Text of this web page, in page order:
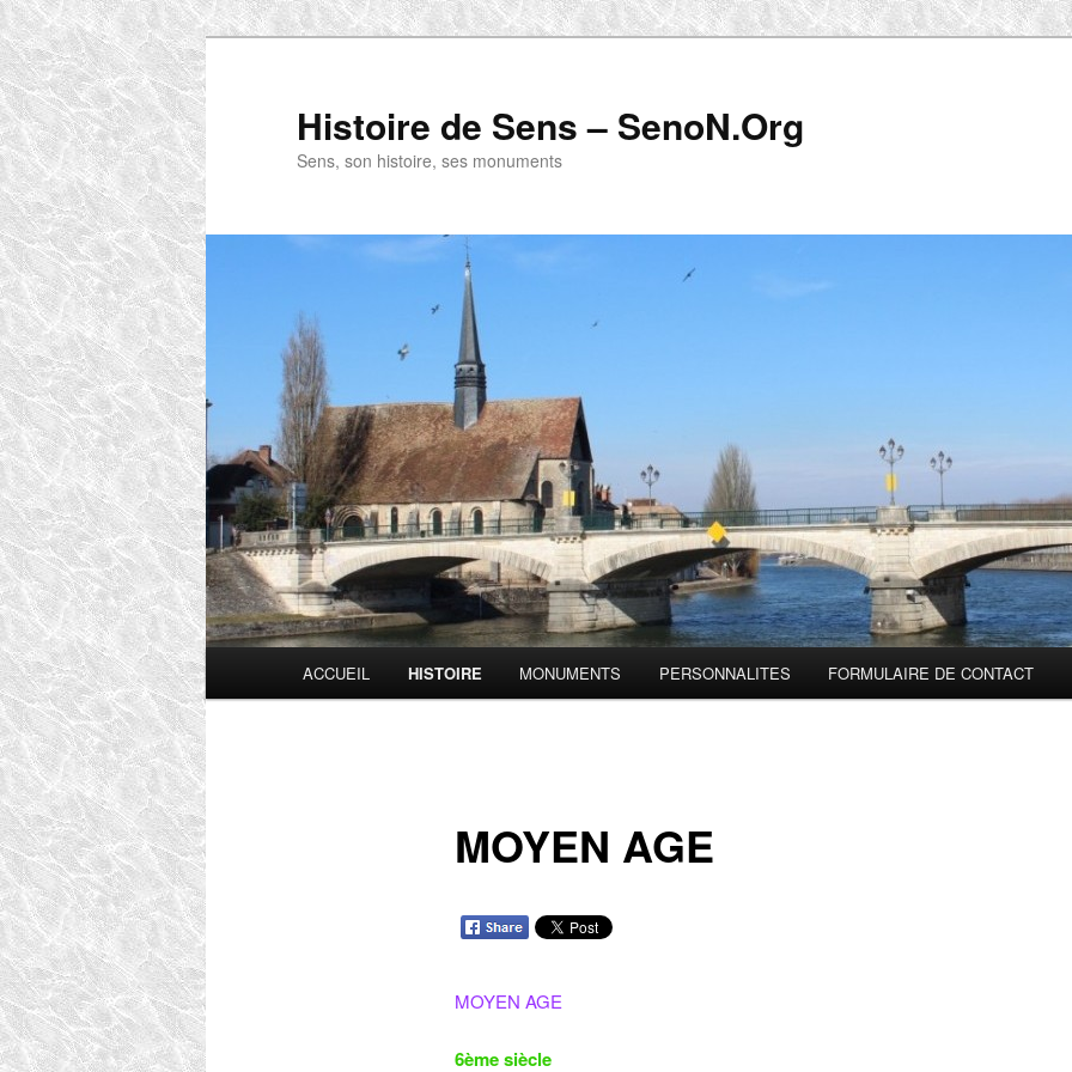
Aller
au
contenu
principal
Histoire de Sens – SenoN.Org
Sens, son histoire, ses monuments
ACCUEIL HISTOIRE MONUMENTS PERSONNALITES FORMULAIRE DE CONTACT
MOYEN AGE
MOYEN AGE
6ème siècle